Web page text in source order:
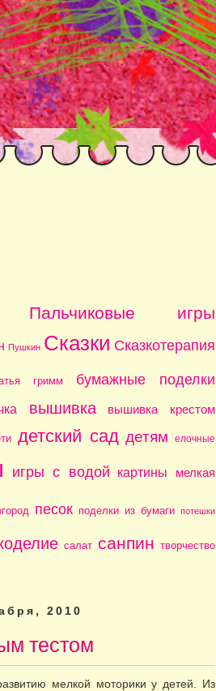
Пальчиковые игры
Пушкин Сказки Сказкотерапия
гримм бумажные поделки
вышивка вышивка крестом
детский сад детям елочные
игры с водой картины мелкая
песок поделки из бумаги потешки
салат санпин творчество
2010
тестом
мелкой моторики у детей. Из